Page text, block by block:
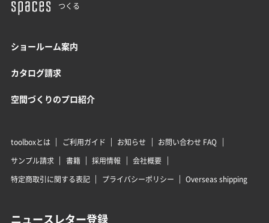
つくる
ショールーム案内
カタログ請求
空間づくりのプロ紹介
toolboxとは ご利用ガイド お知らせ
お問い合わせ FAQ
サンプル請求
書籍 採用情報
会社概要
特定商取引に関する表記
プライバシーポリシー Overseas shipping